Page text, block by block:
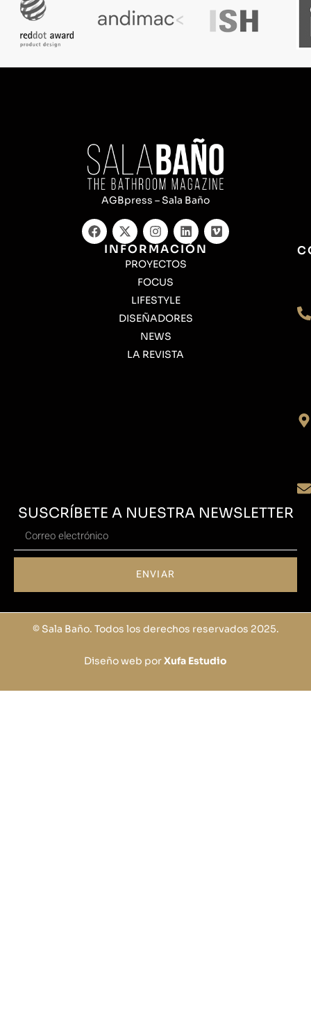
AGBpress – Sala Baño
INFORMACIÓN
PROYECTOS
FOCUS
LIFESTYLE
DISEÑADORES
NEWS
LA REVISTA
SUSCRÍBETE A NUESTRA NEWSLETTER
ENVIAR
© Sala Baño. Todos los derechos reservados 2025.
Diseño web porXufa Estudio